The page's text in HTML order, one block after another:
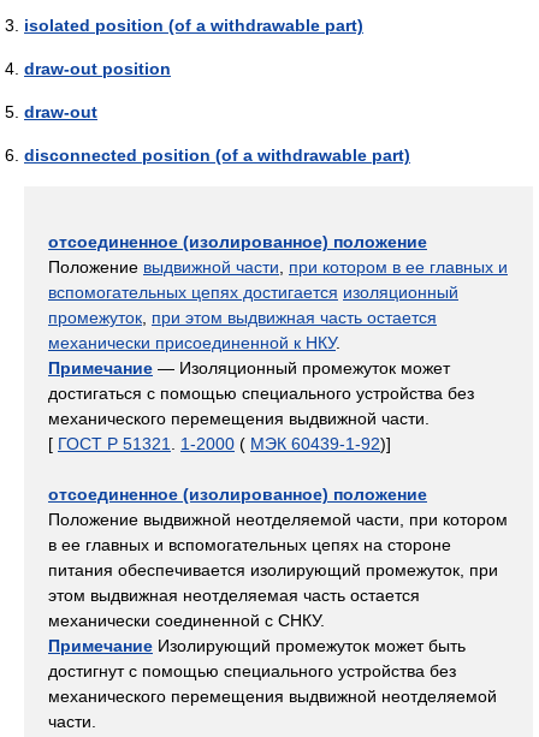
isolated position (of a withdrawable part)
draw-out position
draw-out
disconnected position (of a withdrawable part)
отсоединенное (изолированное) положение
Положение выдвижной части
при котором в ее главных и
вспомогательных цепях достигается изоляционный
промежуток при этом выдвижная часть остается
механически присоединенной к НКУ.
Примечание — Изоляционный промежуток может
достигаться с помощью специального устройства без
механического перемещения выдвижной части.
[ ГОСТ Р 51321 1-2000 ( МЭК 60439-1-92)]
отсоединенное (изолированное) положение
Положение выдвижной неотделяемой части, при котором
в ее главных и вспомогательных цепях на стороне
питания обеспечивается изолирующий промежуток, при
этом выдвижная неотделяемая часть остается
механически соединенной с СНКУ.
Примечание Изолирующий промежуток может быть
достигнут с помощью специального устройства без
механического перемещения выдвижной неотделяемой
части.